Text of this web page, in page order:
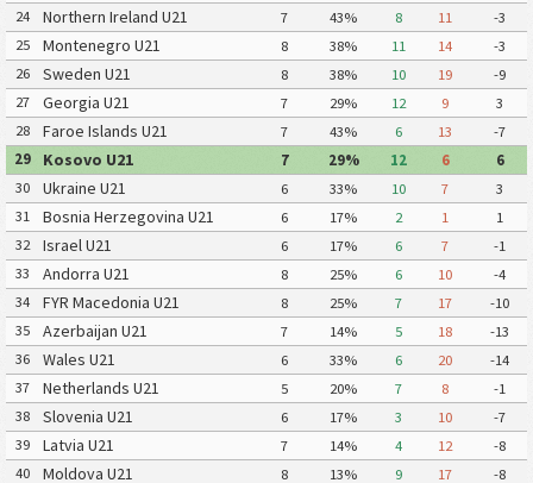
24
Northern Ireland U21 7 43% 8 11
-3
25
Montenegro U21 8 38% 11 14
-3
26
Sweden U21 8 38% 10 19
-9
27
Georgia U21 7 29% 12 9
3
28
Faroe Islands U21 7 43% 6 13
-7
29
Kosovo U21 7 29% 12 6
6
30
Ukraine U21 6 33% 10 7
3
31
Bosnia Herzegovina U21 6 17% 2 1
1
32
Israel U21 6 17% 6 7
-1
33
Andorra U21 8 25% 6 10
-4
34
FYR Macedonia U21 8 25% 7 17
-10
35
Azerbaijan U21 7 14% 5 18
-13
36
Wales U21 6 33% 6 20
-14
37
Netherlands U21 5 20% 7 8
-1
38
Slovenia U21 6 17% 3 10
-7
39
Latvia U21 7 14% 4 12
-8
40
Moldova U21 8 13% 9 17
-8